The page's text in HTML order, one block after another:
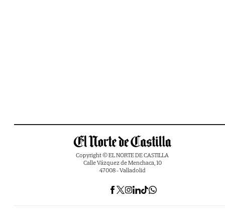
Copyright © EL NORTE DE CASTILLA
Calle Vázquez de Menchaca, 10
47008 - Valladolid